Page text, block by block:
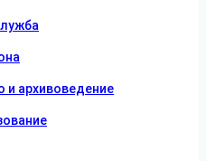
и архивоведение